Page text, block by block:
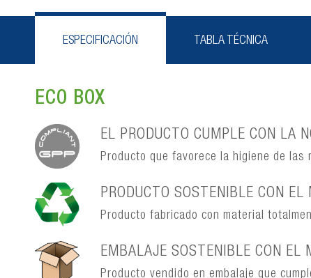
ESPECIFICACIÓN TABLA TÉCNICA
ECO BOX
EL PRODUCTO CUMPLE CON LA
Producto que favorece la higiene de las
PRODUCTO SOSTENIBLE CON EL
Producto fabricado con material
EMBALAJE SOSTENIBLE CON EL
Producto vendido en embalaje que